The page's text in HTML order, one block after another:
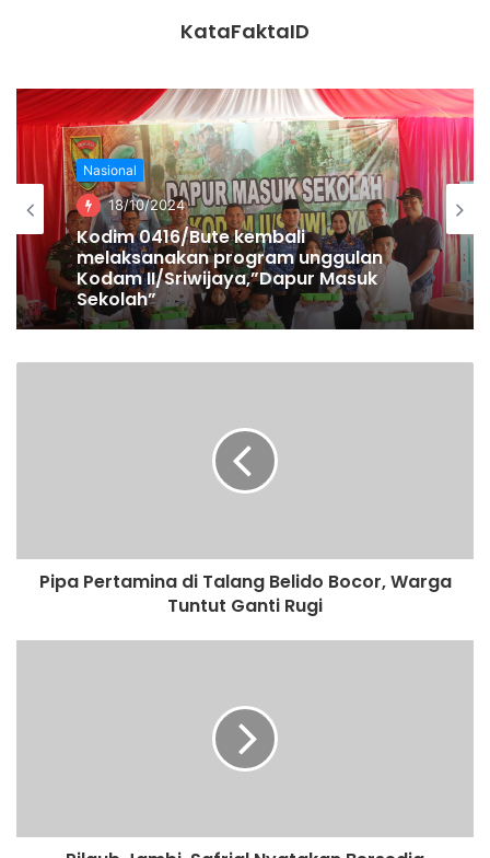
Melihat Risma bersujud di depannya, Sudarsono dan
mengangkat Risma untuk berdiri.
“Saya sudah sediakan 200 bed di RS Husada Utama kalau
di RS Dr Soetomo penuh. Saya bilang silakan pakai kalau
sudah penuh. Tapi kenapa saya selalu disalahkan. Padahal
bantuan saya ditolak. Saya enggak bisa masuk Soetomo,”
kata Risma sambil duduk terisak.
Sebagai informasi, RSUD Dr Soetomo merupakan RS di
menengahi. Ia memberikan penjelasan.
“Jadi sebetulnya permasalahannya di kapasitas kamar yang
belum boleh pulang kalau belum 2 kali PCR. Karena kalau
KataFaktaID
Nasional
18/10/2024
Kodim 0416/Bute kembali
melaksanakan program unggulan
Kodam II/Sriwijaya,”Dapur Masuk
Sekolah”
Pipa Pertamina di Talang Belido Bocor, Warga
Tuntut Ganti Rugi